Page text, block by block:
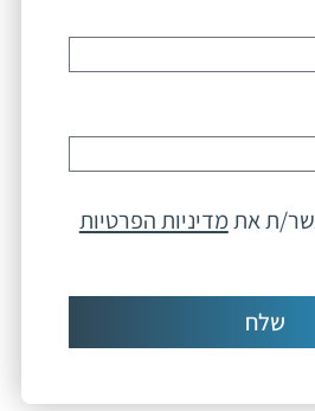
ת אתמדיניות הפרטיות
שלח